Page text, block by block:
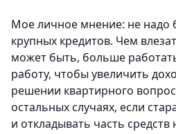
Мое личное мнение: не надо
крупных кредитов. Чем
может быть, больше
работу, чтобы увеличить
решении квартирного
остальных случаях, если
и откладывать часть